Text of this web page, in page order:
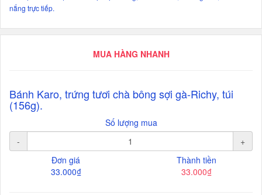
nắng trực tiếp.
MUA HÀNG NHANH
Bánh Karo, trứng tươi chà bông sợi gà-Richy, túi
(156g).
Số lượng mua
-
+
Đơn giá
33.000₫
Thành tiền
33.000₫